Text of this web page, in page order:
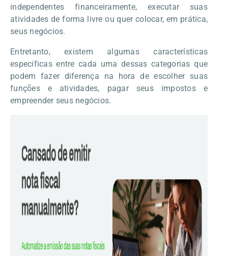
independentes financeiramente, executar suas
atividades de forma livre ou quer colocar, em prática,
seus negócios.
Entretanto, existem algumas características
específicas entre cada uma dessas categorias que
podem fazer diferença na hora de escolher suas
funções e atividades, pagar seus impostos e
empreender seus negócios.